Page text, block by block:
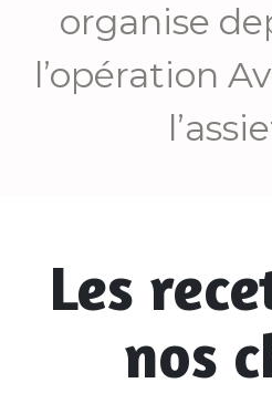
organise
l’opération
Les
nos